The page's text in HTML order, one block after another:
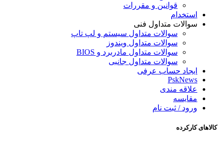
قوانین و مقررات
استخدام
سوالات متداول فنی
سوالات متداول سیستم و لپ تاپ
سوالات متداول ویندوز
سوالات متداول مادربرد و BIOS
سوالات متداول جانبی
ایجاد حساب عرفی
PskNews
علاقه مندی
مقایسه
ورود / ثبت نام
کالاهای کارکرده